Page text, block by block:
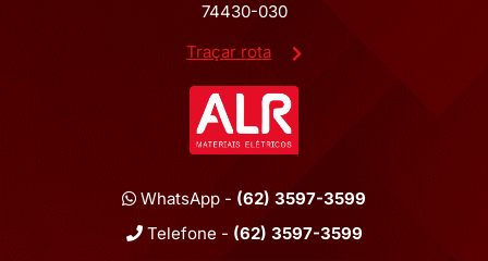
74430-030
Traçar rota
WhatsApp - (62) 3597-3599
Telefone - (62) 3597-3599